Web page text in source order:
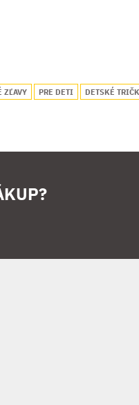
ZĽAVY PRE DETI DETSKÉ